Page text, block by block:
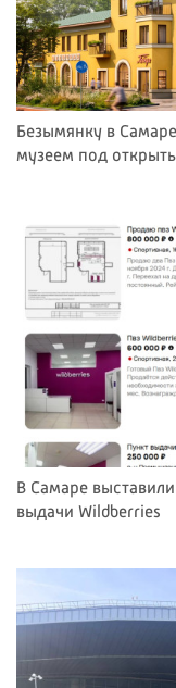
Безымянку в
музеем под
В Самаре
выдачи Wildberries